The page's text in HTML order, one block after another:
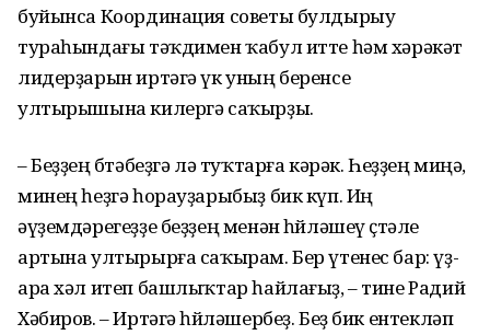
буйынса Координация советы булдырыу
тураһындағы тәҡдимен ҡабул итте һәм хәрәкәт
лидерҙарын иртәгә үк уның беренсе
ултырышына килергә саҡырҙы.
– Беҙҙең бөтәбеҙгә лә туҡтарға кәрәк. Һеҙҙең миңә,
минең һеҙгә һорауҙарыбыҙ бик күп. Иң
әүҙемдәрегеҙҙе беҙҙең менән һөйләшеү өҫтәле
артына ултырырға саҡырам. Бер үтенес бар: үҙ-
ара хәл итеп башлыҡтар һайлағыҙ, – тине Радий
Хәбиров. – Иртәгә һөйләшербеҙ. Беҙ бик ентекләп